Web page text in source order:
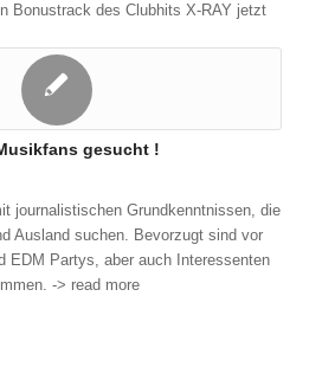
Bonustrack des Clubhits X-RAY jetzt
gesucht !
journalistischen Grundkenntnissen, die
Ausland suchen. Bevorzugt sind vor
EDM Partys, aber auch Interessenten
-> read more